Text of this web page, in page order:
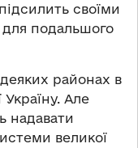
своїми
для подальшого
районах в
Україну. Але
надавати
великої